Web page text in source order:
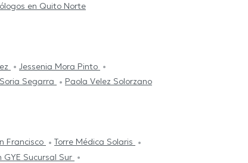
en Quito Norte
Jessenia Mora Pinto
Segarra Paola Velez Solorzano
Francisco
Torre Médica Solaris
GYE Sucursal Sur